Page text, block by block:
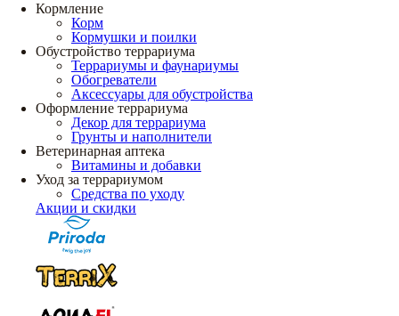
Кормление
Корм
Кормушки и поилки
Обустройство террариума
Террариумы и фаунариумы
Обогреватели
Аксессуары для обустройства
Оформление террариума
Декор для террариума
Грунты и наполнители
Ветеринарная аптека
Витамины и добавки
Уход за террариумом
Средства по уходу
Акции и скидки